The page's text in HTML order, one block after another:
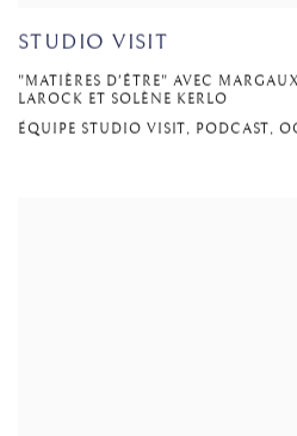
STUDIO VISIT
"MATIÈRES D'ÊTRE" AVEC
LAROCK ET SOLÈNE KERLO
ÉQUIPE STUDIO VISIT, PODCAST,